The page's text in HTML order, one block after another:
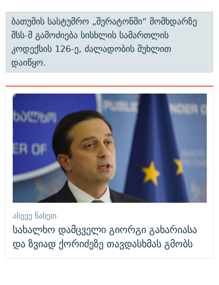
ბათუმის სასტუმრო „შერატონში“ მომხდარზე
შსს-მ გამოძიება სისხლის სამართლის
კოდექსის 126-ე, ძალადობის მუხლით
დაიწყო.
ᲐᲡᲔᲕᲔ ᲜᲐᲮᲔᲗ
სახალხო დამცველი გიორგი გახარიასა
და ზვიად ქორიძეზე თავდასხმას გმობს